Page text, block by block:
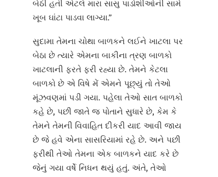
બેઠી હતી એટલે મારા સાસુ પાડોશીઓની સામે
ખૂબ ઘાંટા પાડવા લાગ્યા.”
સુદામા તેમના ચોથા બાળકને લઈને ખાટલા પર
બેઠા છે ત્યારે એમના બાકીના ત્રણ બાળકો
ખાટલાની ફરતે ફરી રહ્યા છે. તેમને કેટલા
બાળકો છે એ વિષે મેં એમને પૂછ્યું તો તેઓ
મૂંઝવણમાં પડી ગયા. પહેલા તેઓ સાત બાળકો
કહે છે, પછી જાતે જ પોતાને સુધારે છે, કેમ કે
તેમને તેમની વિવાહિત દીકરી યાદ આવી જાય
છે જે હવે એના સાસરિયામાં રહે છે. અને પછી
ફરીથી તેઓ તેમના એક બાળકને યાદ કરે છે
જેનું ગયા વર્ષે નિધન થયું હતું. અંતે, તેઓ